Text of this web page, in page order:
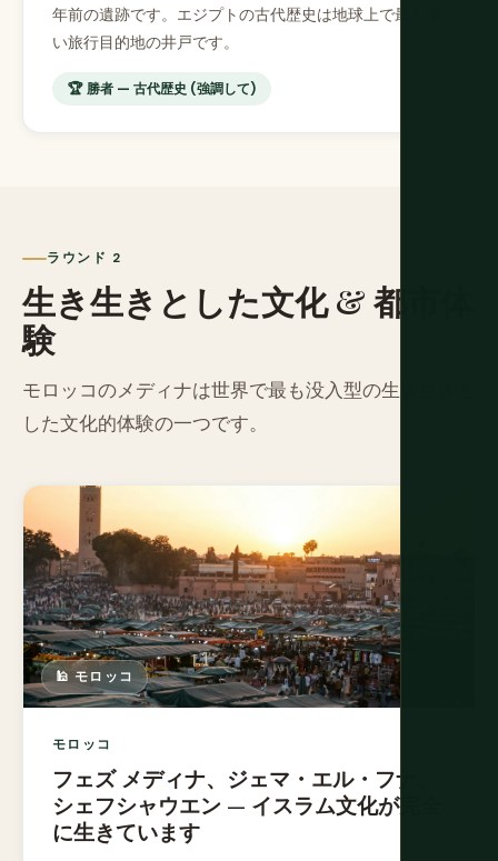
年前の遺跡です。エジプトの古代歴史は地球上で最も深
い旅行目的地の井戸です。
🏆 勝者 — 古代歴史 (強調して)
ラウンド 2
生き生きとした文化 & 都市体
験
モロッコのメディナは世界で最も没入型の生き生きと
した文化的体験の一つです。
🕌 モロッコ
モロッコ
フェズ メディナ、ジェマ・エル・フナ、
シェフシャウエン — イスラム文化が完全
に生きています